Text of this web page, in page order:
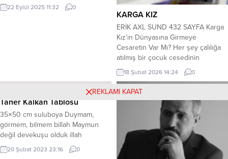
Acaba başkası sevmeyince mi
insanlar kendini sevmez? Bunları
hanımefendi yaşadığı bir olayı...
22 Eylül 2025 11:32 0
KARGA KIZ
ERİK AXL SUND 432 SAYFA Karga
Kız’ın Dünyasına Girmeye
Cesaretin Var Mı? Her şey çalılığa
atılmış bir çocuk cesedinin
bulunması ile başlıyor.
Soruşturmanın yetkilisi Komiser
Jeannette Kihlberg; işkence
görmüş ve mumyalanmış cesedi
incelediğinde polisin gördüğü en
karanlık ve karmaşık vaka ile karşı
karşıya olduğunu bilmemektedir
elbette. Cesedin kimliğini teşhis
etme...
18 Şubat 2026 14:24 0
Taner Kalkan Tablosu
35×50 cm suluboya Duymam,
görmem, bilmem billah Maymun
değil devekuşu olduk illah
20 Şubat 2023 23:16 0
REKLAMI KAPAT